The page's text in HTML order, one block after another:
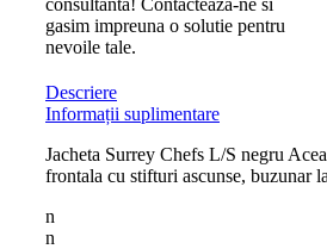
gasim impreuna o solutie pentru
nevoile tale.
Descriere
Informații suplimentare
Jacheta Surrey Chefs L/S negru
frontala cu stifturi ascunse, buzunar
n
n